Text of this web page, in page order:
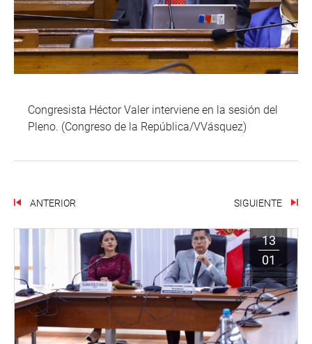
Congresista Héctor Valer interviene en la sesión del
Pleno. (Congreso de la República/VVásquez)
ANTERIOR SIGUIENTE
13
01